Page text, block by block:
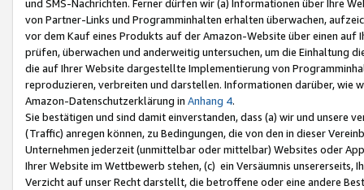
und SMS-Nachrichten. Ferner dürfen wir (a) Informationen über Ihre
von Partner-Links und Programminhalten erhalten überwachen,
vor dem Kauf eines Produkts auf der Amazon-Website über einen
prüfen, überwachen und anderweitig untersuchen, um die Einhaltung
die auf Ihrer Website dargestellte Implementierung von
reproduzieren, verbreiten und darstellen. Informationen darüber, wie
Amazon-Datenschutzerklärung in Anhang 4.
Sie bestätigen und sind damit einverstanden, dass (a) wir und
(Traffic) anregen können, zu Bedingungen, die von den in dieser
Unternehmen jederzeit (unmittelbar oder mittelbar) Websites oder
Ihrer Website im Wettbewerb stehen, (c) ein Versäumnis unsererseits,
Verzicht auf unser Recht darstellt, die betroffene oder eine andere